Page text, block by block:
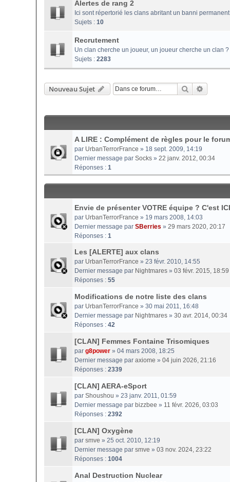
Alertes de rang 2
Ici sont répertorié les clans abritant un banni
Sujets : 10
Recrutement
Un clan cherche un joueur, un joueur cherche un clan
Sujets : 2283
Nouveau Sujet Rechercher
A LIRE : Complément de règles pour le
par UrbanTerrorFrance » 18 sept. 2009, 14:19
Dernier message par Socks » 22 janv. 2012, 00:34
Réponses : 1
Envie de présenter VOTRE équipe ? C'est
par UrbanTerrorFrance » 19 mars 2008, 14:03
Dernier message par SBerries » 29 mars 2020, 20:17
Réponses : 1
Les [ALERTE] aux clans
par UrbanTerrorFrance » 23 févr. 2010, 14:55
Dernier message par Nightmares » 03 févr. 2015, 18:59
Réponses : 55
Modifications de notre liste des clans
par UrbanTerrorFrance » 30 mai 2011, 16:48
Dernier message par Nightmares » 30 avr. 2014, 00:34
Réponses : 42
[CLAN] Femmes Fontaine Trisomiques
par g8power » 04 mars 2008, 18:25
Dernier message par axiome » 04 juin 2026, 21:16
Réponses : 2339
[CLAN] AERA-eSport
par Shoushou » 23 janv. 2011, 01:59
Dernier message par bizzbee » 11 févr. 2026, 03:03
Réponses : 2392
[CLAN] Oxygène
par smve » 25 oct. 2010, 12:19
Dernier message par smve » 03 nov. 2024, 23:22
Réponses : 1004
Anal Destruction Nuclear